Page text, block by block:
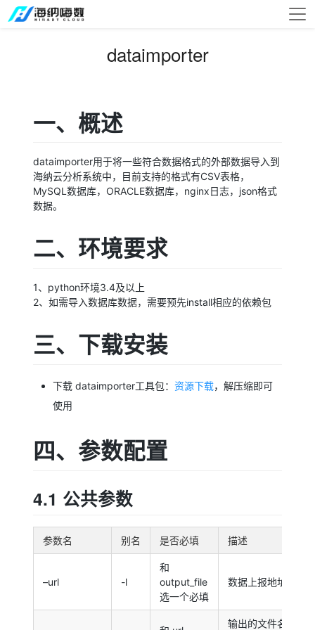
dataimporter
一、概述
dataimporter用于将一些符合数据格式的外部数据导入到
海纳云分析系统中，目前支持的格式有CSV表格，
MySQL数据库，ORACLE数据库，nginx日志，json格式
数据。
二、环境要求
1、python环境3.4及以上
2、如需导入数据库数据，需要预先install相应的依赖包
三、下载安装
下载 dataimporter工具包：资源下载，解压缩即可
使用
四、参数配置
4.1 公共参数
参数名 别名 是否必填 描述
–url -l
和
output_file
选一个必填
数据上报地址
输出的文件名，